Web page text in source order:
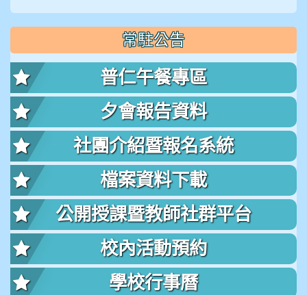
常駐公告
普仁午餐專區
夕會報告資料
社團介紹暨報名系統
檔案資料下載
公開授課暨教師社群平台
校內活動預約
學校行事曆